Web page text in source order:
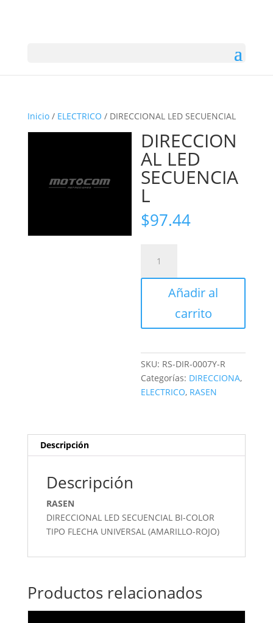
Inicio/ ELECTRICO / DIRECCIONAL LED SECUENCIAL
DIRECCION
AL LED
SECUENCIA
L
$97.44
SECUENCIAL
cantidadAñadir al
carrito
SKU: RS-DIR-0007Y-R
Categorías: DIRECCIONA,
ELECTRICO, RASEN
Descripción
Descripción
RASEN
DIRECCIONAL LED SECUENCIAL BI-COLOR
TIPO FLECHA UNIVERSAL (AMARILLO-ROJO)
Productos relacionados